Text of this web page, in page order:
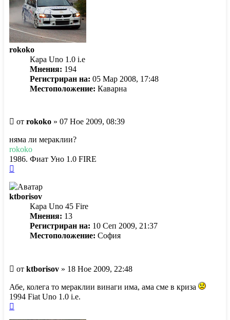
rokoko
Кара Uno 1.0 i.e
Мнения: 194
Регистриран на: 05 Мар 2008, 17:48
Местоположение: Каварна
Мнение
от rokoko » 07 Ное 2009, 08:39
няма ли мераклии?
rokoko
1986. Фиат Уно 1.0 FIRE
в
началото
ktborisov
Кара Uno 45 Fire
Мнения: 13
Регистриран на: 10 Сеп 2009, 21:37
Местоположение: София
Мнение
от ktborisov » 18 Ное 2009, 22:48
Абе, колега то мераклии винаги има, ама сме в криза
1994 Fiat Uno 1.0 i.e.